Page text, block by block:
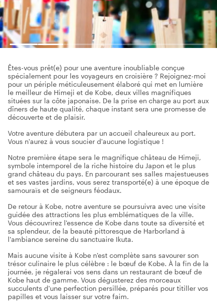
Êtes-vous prêt(e) pour une aventure inoubliable conçue
spécialement pour les voyageurs en croisière ? Rejoignez-moi
pour un périple méticuleusement élaboré qui met en lumière
le meilleur de Himeji et de Kobe, deux villes magnifiques
situées sur la côte japonaise. De la prise en charge au port aux
dîners de haute qualité, chaque instant sera une promesse de
découverte et de plaisir.
Votre aventure débutera par un accueil chaleureux au port.
Vous n'aurez à vous soucier d'aucune logistique !
Notre première étape sera le magnifique château de Himeji,
symbole intemporel de la riche histoire du Japon et le plus
grand château du pays. En parcourant ses salles majestueuses
et ses vastes jardins, vous serez transporté(e) à une époque de
samouraïs et de seigneurs féodaux.
De retour à Kobe, notre aventure se poursuivra avec une visite
guidée des attractions les plus emblématiques de la ville.
Vous découvrirez l'essence de Kobe dans toute sa diversité et
sa splendeur, de la beauté pittoresque de Harborland à
l'ambiance sereine du sanctuaire Ikuta.
Mais aucune visite à Kobe n'est complète sans savourer son
trésor culinaire le plus célèbre : le bœuf de Kobe. À la fin de la
journée, je régalerai vos sens dans un restaurant de bœuf de
Kobe haut de gamme. Vous dégusterez des morceaux
succulents d'une perfection persillée, préparés pour titiller vos
papilles et vous laisser sur votre faim.